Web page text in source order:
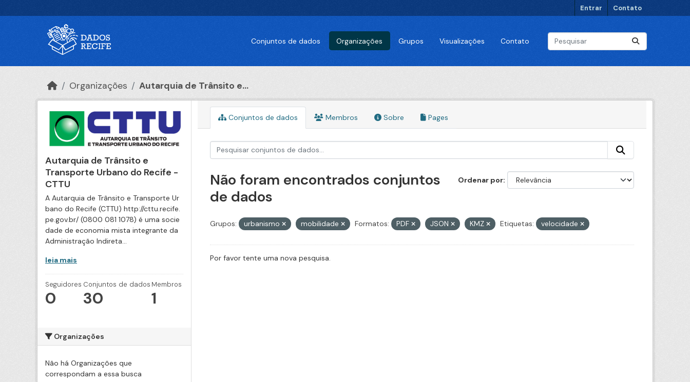
Entrar Contato
Conjuntos de dados Organizações Grupos Visualizações Contato
Organizações Autarquia de Trânsito e...
Autarquia de Trânsito e
Transporte Urbano do Recife -
CTTU
A Autarquia de Trânsito e Transporte Ur
bano do Recife (CTTU) http://cttu.recife.
pe.gov.br/ (0800 081 1078) é uma socie
dade de economia mista integrante da
Administração Indireta...
leia mais
Seguidores
0
Conjuntos de dados
30
Membros
1
Organizações
Não há Organizações que
correspondam a essa busca
Conjuntos de dados Membros Sobre Pages
Ordenar por
Não foram encontrados conjuntos
de dados
Grupos: urbanismo mobilidade Formatos: PDF JSON KMZ Etiquetas: velocidade
Por favor tente uma nova pesquisa.